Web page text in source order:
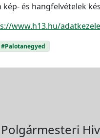
kép- és hangfelvételek
www.h13.hu/
#Palotanegyed
Polgármesteri